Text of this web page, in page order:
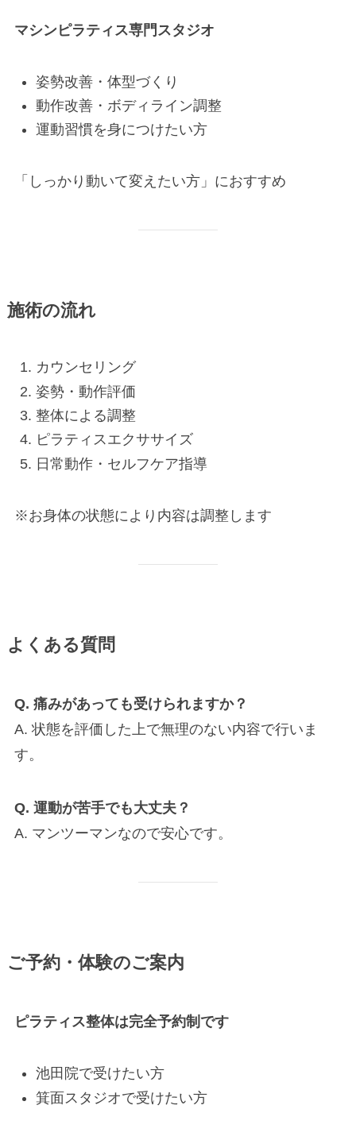
マシンピラティス専門スタジオ
姿勢改善・体型づくり
動作改善・ボディライン調整
運動習慣を身につけたい方
「しっかり動いて変えたい方」におすすめ
施術の流れ
カウンセリング
姿勢・動作評価
整体による調整
ピラティスエクササイズ
日常動作・セルフケア指導
※お身体の状態により内容は調整します
よくある質問
Q. 痛みがあっても受けられますか？
A. 状態を評価した上で無理のない内容で行いま
す。
Q. 運動が苦手でも大丈夫？
A. マンツーマンなので安心です。
ご予約・体験のご案内
ピラティス整体は完全予約制です
池田院で受けたい方
箕面スタジオで受けたい方